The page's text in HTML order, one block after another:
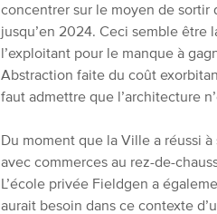
concentrer sur le moyen de sortir
jusqu’en 2024. Ceci semble
l’exploitant pour le manque à
Abstraction faite du coût
faut admettre que l’architecture
Du moment que la Ville a réussi
avec commerces au rez-de-
L’école privée Fieldgen a
aurait besoin dans ce contexte